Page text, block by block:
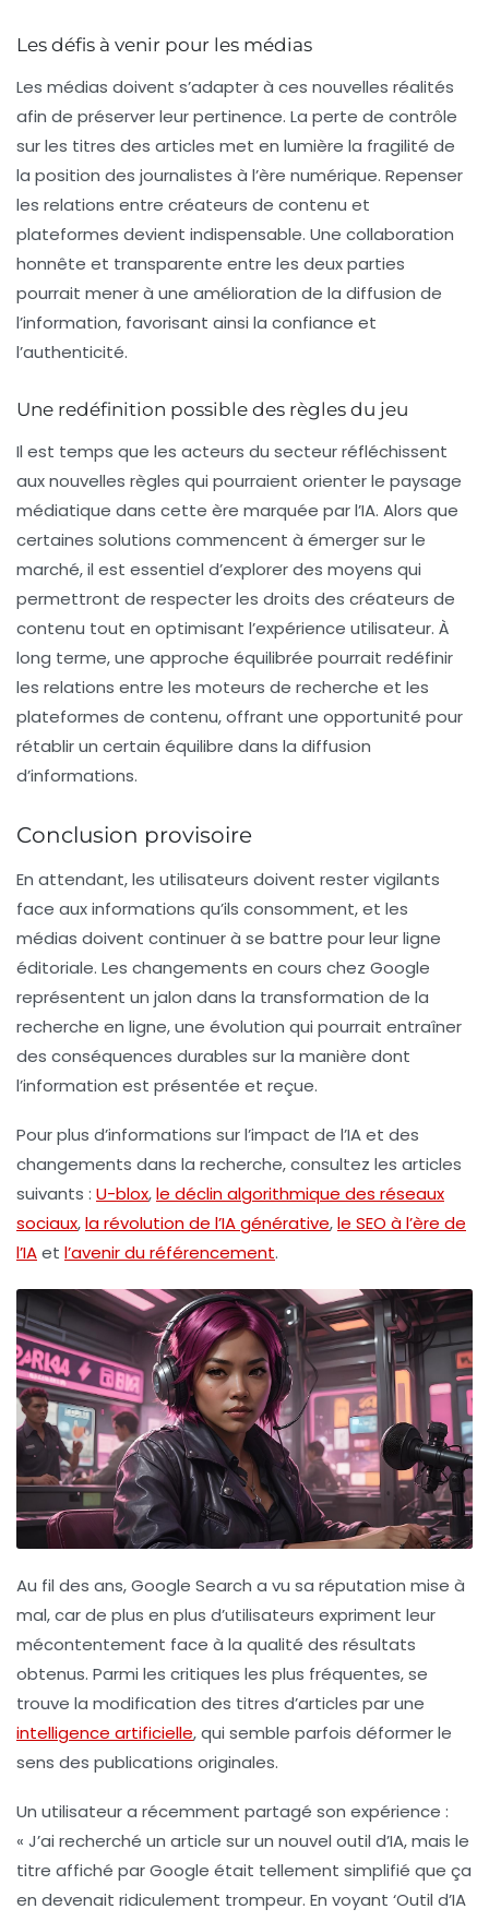
Les défis à venir pour les médias
Les médias doivent s’adapter à ces nouvelles réalités
afin de préserver leur pertinence. La perte de contrôle
sur les titres des articles met en lumière la fragilité de
la position des journalistes à l’ère numérique. Repenser
les relations entre créateurs de contenu et
plateformes devient indispensable. Une collaboration
honnête et transparente entre les deux parties
pourrait mener à une amélioration de la diffusion de
l’information, favorisant ainsi la confiance et
l’authenticité.
Une redéfinition possible des règles du jeu
Il est temps que les acteurs du secteur réfléchissent
aux nouvelles règles qui pourraient orienter le paysage
médiatique dans cette ère marquée par l’IA. Alors que
certaines solutions commencent à émerger sur le
marché, il est essentiel d’explorer des moyens qui
permettront de respecter les droits des créateurs de
contenu tout en optimisant l’expérience utilisateur. À
long terme, une approche équilibrée pourrait redéfinir
les relations entre les moteurs de recherche et les
plateformes de contenu, offrant une opportunité pour
rétablir un certain équilibre dans la diffusion
d’informations.
Conclusion provisoire
En attendant, les utilisateurs doivent rester vigilants
face aux informations qu’ils consomment, et les
médias doivent continuer à se battre pour leur ligne
éditoriale. Les changements en cours chez Google
représentent un jalon dans la transformation de la
recherche en ligne, une évolution qui pourrait entraîner
des conséquences durables sur la manière dont
l’information est présentée et reçue.
Pour plus d’informations sur l’impact de l’IA et des
changements dans la recherche, consultez les articles
suivants : U-blox,le déclin algorithmique des réseaux
sociaux,la révolution de l’IA générative,le SEO à l’ère de
l’IAet l’avenir du référencement.
Au fil des ans,Google Search a vu sa réputation mise à
mal, car de plus en plus d’utilisateurs expriment leur
mécontentement face à la qualité des résultats
obtenus. Parmi les critiques les plus fréquentes, se
trouve la modification des titres d’articles par une
intelligence artificielle, qui semble parfois déformer le
sens des publications originales.
Un utilisateur a récemment partagé son expérience :
« J’ai recherché un article sur un nouvel outil d’IA, mais le
titre affiché par Google était tellement simplifié que ça
en devenait ridiculement trompeur. En voyant ‘Outil d’IA